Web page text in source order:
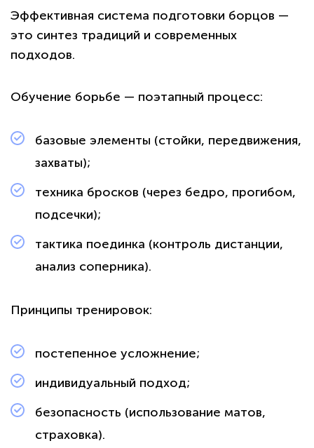
Эффективная система подготовки борцов —
это синтез традиций и современных
подходов.
Обучение борьбе — поэтапный процесс:
базовые элементы (стойки, передвижения,
захваты);
техника бросков (через бедро, прогибом,
подсечки);
тактика поединка (контроль дистанции,
анализ соперника).
Принципы тренировок:
постепенное усложнение;
индивидуальный подход;
безопасность (использование матов,
страховка).